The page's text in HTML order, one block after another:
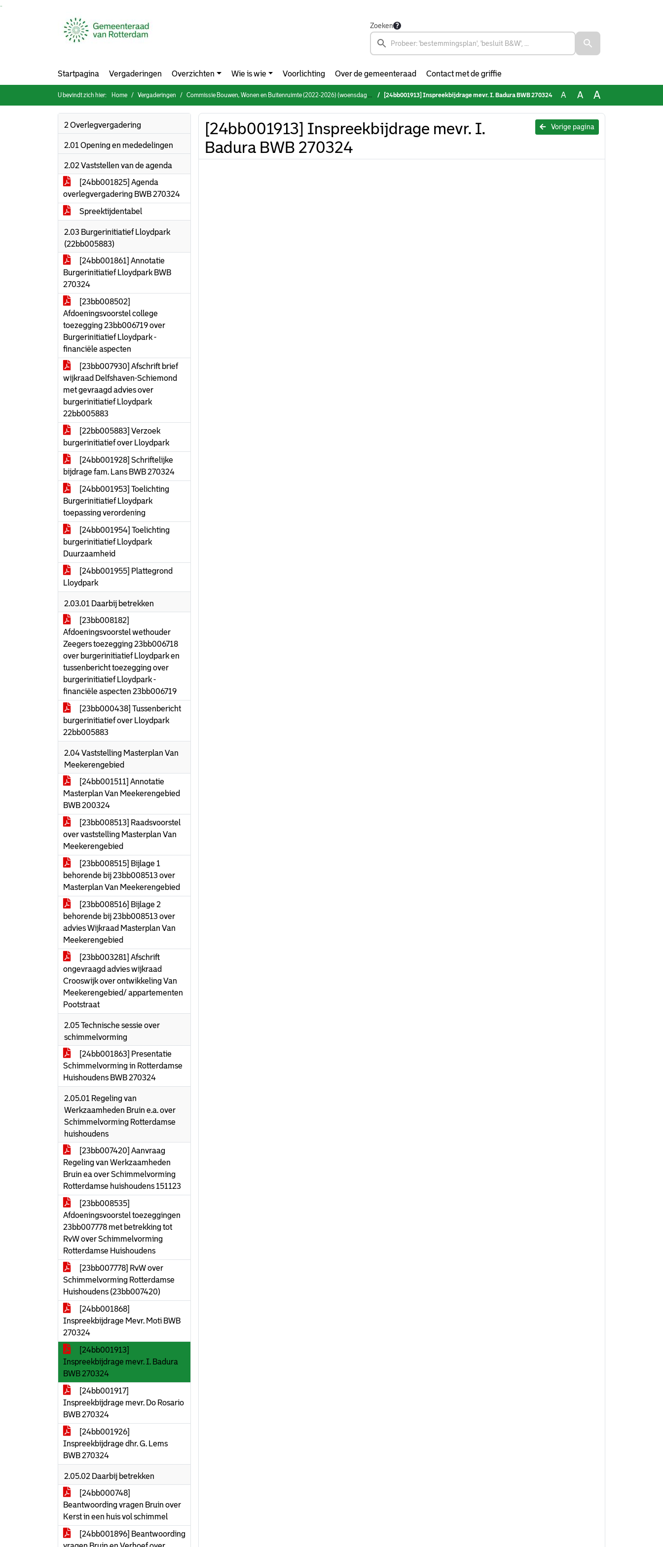
Zoeken
Startpagina Vergaderingen Overzichten Wie is wie Voorlichting Over de gemeenteraad Contact met de griffie
U bevindt zich hier: Home Vergaderingen Commissie Bouwen, Wonen en Buitenruimte (2022-2026) (woensdag 27 maart 2024) [24bb001913] Inspreekbijdrage mevr. I. Badura BWB 270324 A A A
2 Overlegvergadering
2.01 Opening en mededelingen
2.02 Vaststellen van de agenda
[24bb001825] Agenda
overlegvergadering BWB 270324
Spreektijdentabel
2.03 Burgerinitiatief Lloydpark
(22bb005883)
[24bb001861] Annotatie
Burgerinitiatief Lloydpark BWB
270324
[23bb008502]
Afdoeningsvoorstel college
toezegging 23bb006719 over
Burgerinitiatief Lloydpark -
financiële aspecten
[23bb007930] Afschrift brief
wijkraad Delfshaven-Schiemond
met gevraagd advies over
burgerinitiatief Lloydpark
22bb005883
[22bb005883] Verzoek
burgerinitiatief over Lloydpark
[24bb001928] Schriftelijke
bijdrage fam. Lans BWB 270324
[24bb001953] Toelichting
Burgerinitiatief Lloydpark
toepassing verordening
[24bb001954] Toelichting
burgerinitiatief Lloydpark
Duurzaamheid
[24bb001955] Plattegrond
Lloydpark
2.03.01 Daarbij betrekken
[23bb008182]
Afdoeningsvoorstel wethouder
Zeegers toezegging 23bb006718
over burgerinitiatief Lloydpark en
tussenbericht toezegging over
burgerinitiatief Lloydpark -
financiële aspecten 23bb006719
[23bb000438] Tussenbericht
burgerinitiatief over Lloydpark
22bb005883
2.04 Vaststelling Masterplan Van
Meekerengebied
[24bb001511] Annotatie
Masterplan Van Meekerengebied
BWB 200324
[23bb008513] Raadsvoorstel
over vaststelling Masterplan Van
Meekerengebied
[23bb008515] Bijlage 1
behorende bij 23bb008513 over
Masterplan Van Meekerengebied
[23bb008516] Bijlage 2
behorende bij 23bb008513 over
advies Wijkraad Masterplan Van
Meekerengebied
[23bb003281] Afschrift
ongevraagd advies wijkraad
Crooswijk over ontwikkeling Van
Meekerengebied/ appartementen
Pootstraat
2.05 Technische sessie over
schimmelvorming
[24bb001863] Presentatie
Schimmelvorming in Rotterdamse
Huishoudens BWB 270324
2.05.01 Regeling van
Werkzaamheden Bruin e.a. over
Schimmelvorming Rotterdamse
huishoudens
[23bb007420] Aanvraag
Regeling van Werkzaamheden
Bruin ea over Schimmelvorming
Rotterdamse huishoudens 151123
[23bb008535]
Afdoeningsvoorstel toezeggingen
23bb007778 met betrekking tot
RvW over Schimmelvorming
Rotterdamse Huishoudens
[23bb007778] RvW over
Schimmelvorming Rotterdamse
Huishoudens (23bb007420)
[24bb001868]
Inspreekbijdrage Mevr. Moti BWB
270324
[24bb001913]
Inspreekbijdrage mevr. I. Badura
BWB 270324
[24bb001917]
Inspreekbijdrage mevr. Do Rosario
BWB 270324
[24bb001926]
Inspreekbijdrage dhr. G. Lems
BWB 270324
2.05.02 Daarbij betrekken
[24bb000748]
Beantwoording vragen Bruin over
Kerst in een huis vol schimmel
[24bb001896] Beantwoording
Vorige pagina
[24bb001913] Inspreekbijdrage mevr. I.
Badura BWB 270324